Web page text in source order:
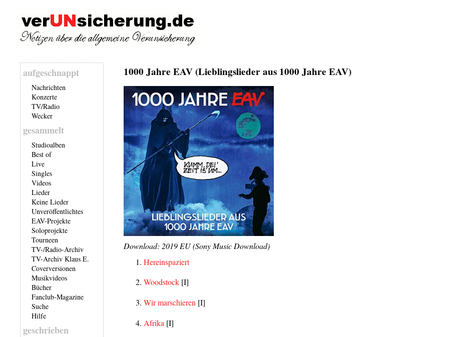
aufgeschnappt
Nachrichten
Konzerte
TV/Radio
Wecker
gesammelt
Studioalben
Best of
Live
Singles
Videos
Lieder
Keine Lieder
Unveröffentlichtes
EAV-Projekte
Soloprojekte
Tourneen
TV-/Radio-Archiv
TV-Archiv Klaus E.
Coverversionen
Musikvideos
Bücher
Fanclub-Magazine
Suche
Hilfe
geschrieben
1000 Jahre EAV (Lieblingslieder aus 1000 Jahre EAV)
Download: 2019 EU (Sony Music Download)
Hereinspaziert
Woodstock [I]
Wir marschieren [I]
Afrika [I]